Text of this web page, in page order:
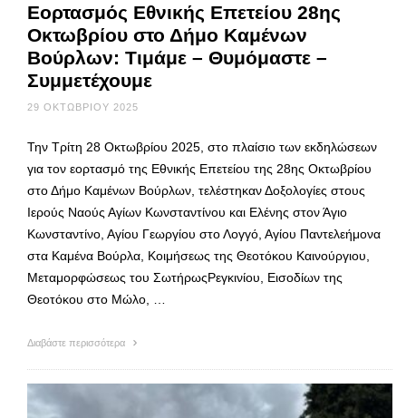
Εορτασμός Εθνικής Επετείου 28ης
Οκτωβρίου στο Δήμο Καμένων
Βούρλων: Τιμάμε – Θυμόμαστε –
Συμμετέχουμε
29 ΟΚΤΩΒΡΊΟΥ 2025
Την Τρίτη 28 Οκτωβρίου 2025, στο πλαίσιο των εκδηλώσεων
για τον εορτασμό της Εθνικής Επετείου της 28ης Οκτωβρίου
στο Δήμο Καμένων Βούρλων, τελέστηκαν Δοξολογίες στους
Ιερούς Ναούς Αγίων Κωνσταντίνου και Ελένης στον Άγιο
Κωνσταντίνο, Αγίου Γεωργίου στο Λογγό, Αγίου Παντελεήμονα
στα Καμένα Βούρλα, Κοιμήσεως της Θεοτόκου Καινούργιου,
Μεταμορφώσεως του ΣωτήρωςΡεγκινίου, Εισοδίων της
Θεοτόκου στο Μώλο, …
Διαβάστε περισσότερα